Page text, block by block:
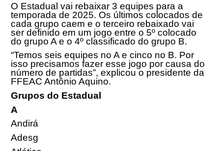
O Estadual vai rebaixar 3 equipes para a
temporada de 2025. Os últimos colocados de
cada grupo caem e o terceiro rebaixado vai
ser definido em um jogo entre o 5º colocado
do grupo A e o 4º classificado do grupo B.
“Temos seis equipes no A e cinco no B. Por
isso precisamos fazer esse jogo por causa do
número de partidas”, explicou o presidente da
FFEAC Antônio Aquino.
Grupos do Estadual
A
Andirá
Adesg